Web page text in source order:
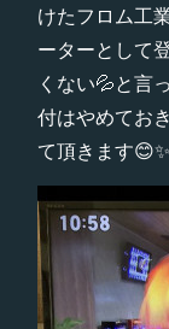
けたフロム工
ーターとして
くない💦と言
付はやめてお
て頂きます😊✨